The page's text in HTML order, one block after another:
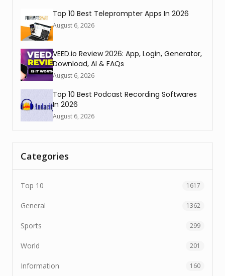
Top 10 Best Teleprompter Apps In 2026
August 6, 2026
VEED.io Review 2026: App, Login, Generator,
Download, AI & FAQs
August 6, 2026
Top 10 Best Podcast Recording Softwares
In 2026
August 6, 2026
Categories
Top 10 1617
General 1362
Sports 299
World 201
Information 160